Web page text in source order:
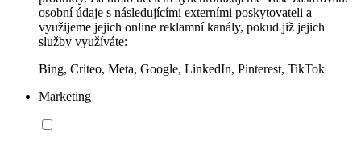
osobní údaje s následujícími externími poskytovateli a
využijeme jejich online reklamní kanály, pokud již jejich
služby využíváte:
Bing, Criteo, Meta, Google, LinkedIn, Pinterest, TikTok
Marketing